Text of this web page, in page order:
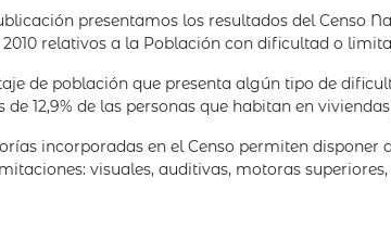
presentamos los resultados del Censo
relativos a la Población con dificultad o
de población que presenta algún tipo de
de 12,9% de las personas que habitan en
incorporadas en el Censo permiten disponer
visuales, auditivas, motoras